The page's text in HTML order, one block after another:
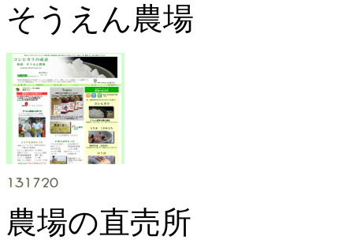
そうえん農場
農場の直売所